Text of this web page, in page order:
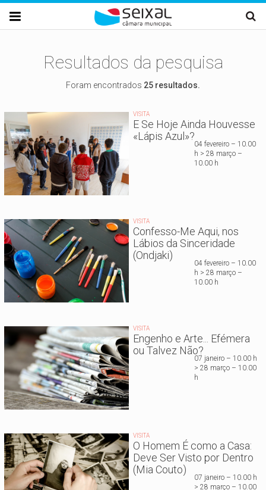
Passar para o conteúdo principal

Resultados da pesquisa
Foram encontrados 25 resultados.
VISITA
E Se Hoje Ainda Houvesse
«Lápis Azul»?
04 fevereiro – 10.00
h > 28 março –
10.00 h
VISITA
Confesso-Me Aqui, nos
Lábios da Sinceridade
(Ondjaki)
04 fevereiro – 10.00
h > 28 março –
10.00 h
VISITA
Engenho e Arte... Efémera
ou Talvez Não?
07 janeiro – 10.00 h
> 28 março – 10.00
h
VISITA
O Homem É como a Casa:
Deve Ser Visto por Dentro
(Mia Couto)
07 janeiro – 10.00 h
> 28 março – 10.00